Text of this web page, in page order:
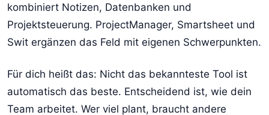
kombiniert Notizen, Datenbanken und
Projektsteuerung. ProjectManager, Smartsheet und
Swit ergänzen das Feld mit eigenen Schwerpunkten.
Für dich heißt das: Nicht das bekannteste Tool ist
automatisch das beste. Entscheidend ist, wie dein
Team arbeitet. Wer viel plant, braucht andere